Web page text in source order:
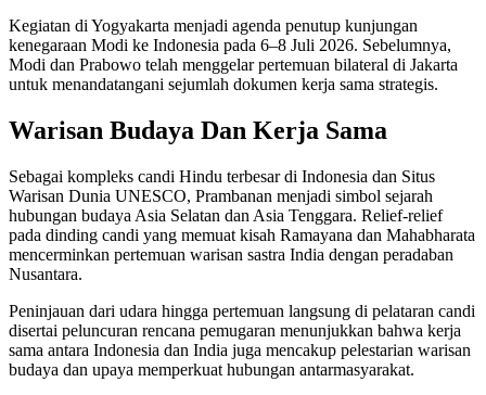
Kegiatan di Yogyakarta menjadi agenda penutup kunjungan
kenegaraan Modi ke Indonesia pada 6–8 Juli 2026. Sebelumnya,
Modi dan Prabowo telah menggelar pertemuan bilateral di Jakarta
untuk menandatangani sejumlah dokumen kerja sama strategis.
Warisan Budaya Dan Kerja Sama
Sebagai kompleks candi Hindu terbesar di Indonesia dan Situs
Warisan Dunia UNESCO, Prambanan menjadi simbol sejarah
hubungan budaya Asia Selatan dan Asia Tenggara. Relief-relief
pada dinding candi yang memuat kisah Ramayana dan Mahabharata
mencerminkan pertemuan warisan sastra India dengan peradaban
Nusantara.
Peninjauan dari udara hingga pertemuan langsung di pelataran candi
disertai peluncuran rencana pemugaran menunjukkan bahwa kerja
sama antara Indonesia dan India juga mencakup pelestarian warisan
budaya dan upaya memperkuat hubungan antarmasyarakat.